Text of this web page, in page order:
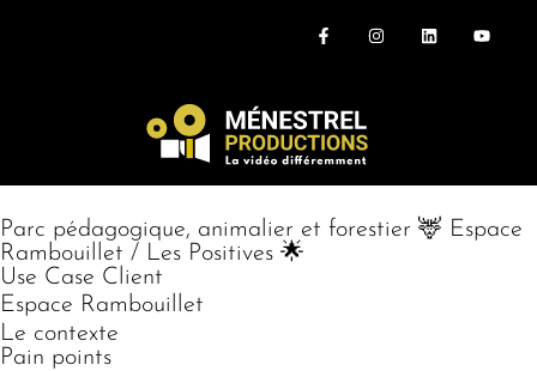
Parc pédagogique, animalier et forestier 🦌 Espace
Rambouillet / Les Positives 🌟
Use Case Client
Espace Rambouillet
Le contexte
Pain points